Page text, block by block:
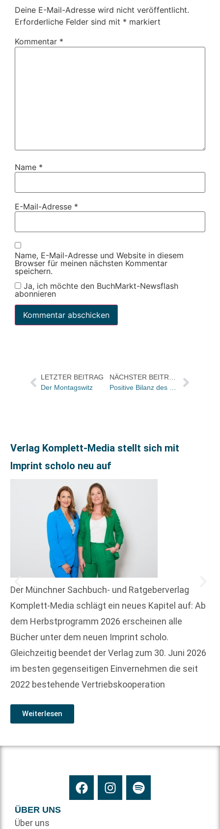
Deine E-Mail-Adresse wird nicht veröffentlicht.
Erforderliche Felder sind mit * markiert
Kommentar *
Name *
E-Mail-Adresse *
Name, E-Mail-Adresse und Website in diesem
Browser für meinen nächsten Kommentar
speichern.
Ja, ich möchte den BuchMarkt-Newsflash
abonnieren
LETZTER BEITRAG
Der Montagswitz
Verlag Komplett-Media stellt sich mit
Imprint scholo neu auf
Der Münchner Sachbuch- und Ratgeberverlag
Komplett-Media schlägt ein neues Kapitel auf: Ab
dem Herbstprogramm 2026 erscheinen alle
Bücher unter dem neuen Imprint scholo.
Gleichzeitig beendet der Verlag zum 30. Juni 2026
im besten gegenseitigen Einvernehmen die seit
2022 bestehende Vertriebskooperation
Weiterlesen
ÜBER UNS
Über uns